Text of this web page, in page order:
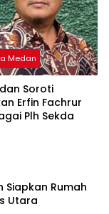
Medan
Soroti
Erfin Fachrur
Plh Sekda
Siapkan Rumah
Utara